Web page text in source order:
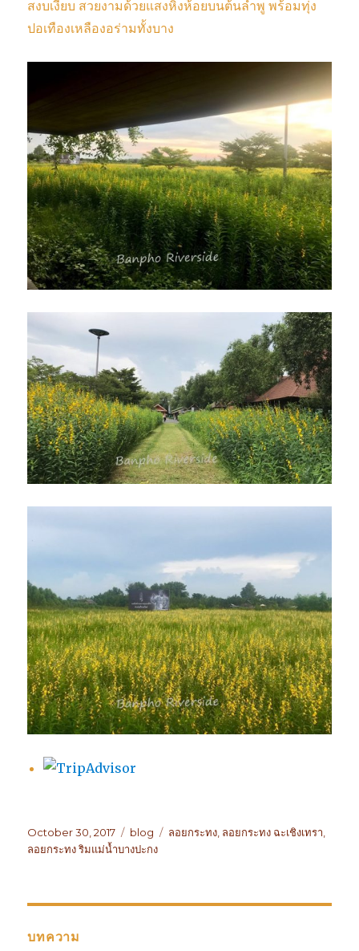
สงบเงียบ สวยงามด้วยแสงหิ่งห้อยบนต้นลำพู พร้อมทุ่ง
ปอเทืองเหลืองอร่ามทั้งบาง
Posted
on
October 30, 2017 Categories
blog Tags
ลอยกระทง, ลอยกระทง ฉะเชิงเทรา,
ลอยกระทง ริมแม่น้ำบางปะกง
บทความ